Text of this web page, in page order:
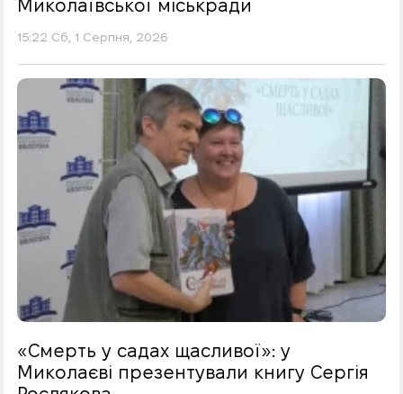
Миколаївської міськради
15:22 Сб, 1 Серпня, 2026
«Смерть у садах щасливої»: у
Миколаєві презентували книгу Сергія